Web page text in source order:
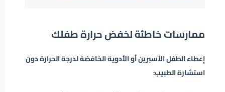
ممارسات خاطئة لخفض حرارة طفلك
إعطاء الطفل الأسبرين أو الأدوية الخافضة لدرجة الحرارة دون
استشارة الطبيب: